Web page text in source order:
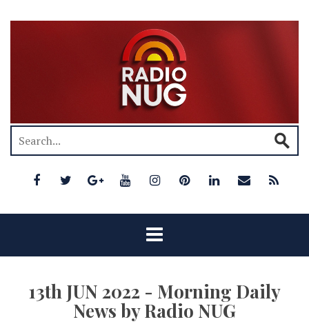
13th JUN 2022 - Morning Daily
News by Radio NUG